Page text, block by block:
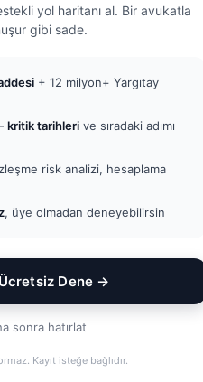
yol haritanı al. Bir avukatla
gibi sade.
+ 12 milyon+ Yargıtay
kritik tarihleri ve sıradaki adımı
risk analizi, hesaplama
, üye olmadan deneyebilirsin
Dene →
sonra hatırlat
Kayıt isteğe bağlıdır.
Arama
yap